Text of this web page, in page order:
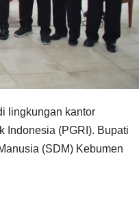
lingkungan kantor
Indonesia (PGRI). Bupati
(SDM) Kebumen